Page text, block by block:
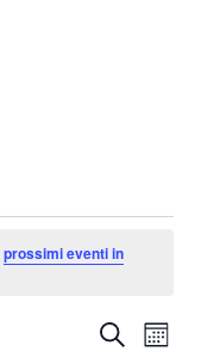
prossimi eventi in
Eventi
CercaMese